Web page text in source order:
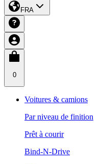
FRA
0
Voitures & camions
Par niveau de finition
Prêt à courir
Bind-N-Drive